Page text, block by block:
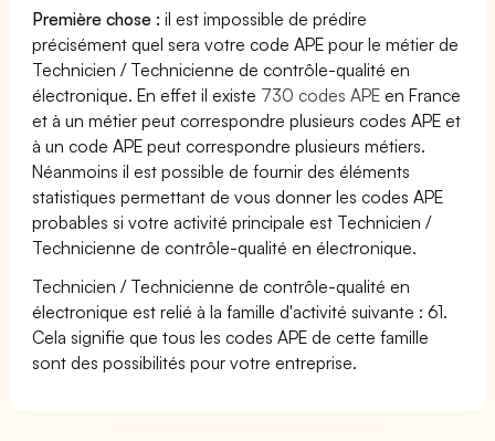
Première chose : il est impossible de prédire
précisément quel sera votre code APE pour le métier de
Technicien / Technicienne de contrôle-qualité en
électronique. En effet il existe 730 codes APE en France
et à un métier peut correspondre plusieurs codes APE et
à un code APE peut correspondre plusieurs métiers.
Néanmoins il est possible de fournir des éléments
statistiques permettant de vous donner les codes APE
probables si votre activité principale est Technicien /
Technicienne de contrôle-qualité en électronique.
Technicien / Technicienne de contrôle-qualité en
électronique est relié à la famille d'activité suivante : 61.
Cela signifie que tous les codes APE de cette famille
sont des possibilités pour votre entreprise.